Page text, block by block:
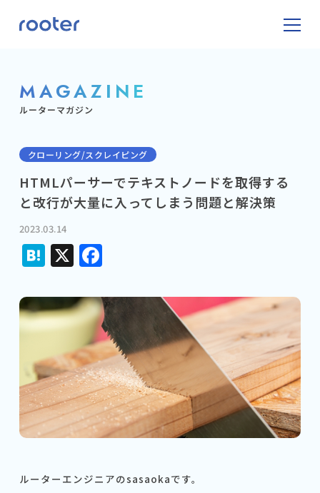
MAGAZINE
ルーターマガジン
クローリング/スクレイピング
HTMLパーサーでテキストノードを取得する
と改行が大量に入ってしまう問題と解決策
2023.03.14
Hatena
X Facebook
ルーターエンジニアのsasaokaです。